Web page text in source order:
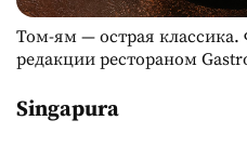
Том-ям — острая классика.
редакции рестораном
Singapura